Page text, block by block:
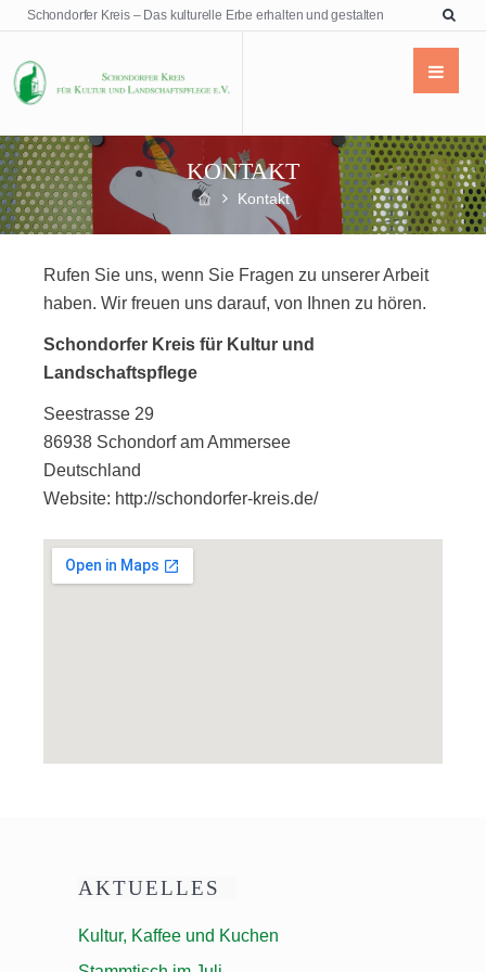
Schondorfer Kreis – Das kulturelle Erbe erhalten und gestalten
KONTAKT
Kontakt
Rufen Sie uns, wenn Sie Fragen zu unserer Arbeit
haben. Wir freuen uns darauf, von Ihnen zu hören.
Schondorfer Kreis für Kultur und
Landschaftspflege
Seestrasse 29
86938 Schondorf am Ammersee
Deutschland
Website: http://schondorfer-kreis.de/
AKTUELLES
Kultur, Kaffee und Kuchen